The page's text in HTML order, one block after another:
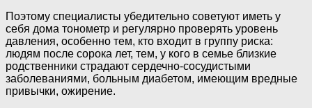
Поэтому специалисты убедительно советуют иметь у
себя дома тонометр и регулярно проверять уровень
давления, особенно тем, кто входит в группу риска:
людям после сорока лет, тем, у кого в семье близкие
родственники страдают сердечно-сосудистыми
заболеваниями, больным диабетом, имеющим вредные
привычки, ожирение.